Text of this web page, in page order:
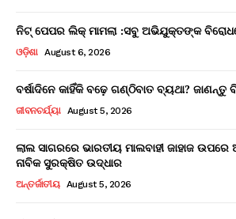
ନିଟ୍ ପେପର ଲିକ୍ ମାମଲା :ସବୁ ଅଭିଯୁକ୍ତଙ୍କ
ଓଡ଼ିଶା August 6, 2026
ବର୍ଷାଦିନେ କାହିଁକି ବଢ଼େ ଗଣ୍ଠିବାତ ବ୍ୟଥା? ଜାଣନ୍ତୁ
ଜୀବନଚର୍ଯ୍ୟା August 5, 2026
ଲାଲ ସାଗରରେ ଭାରତୀୟ ମାଲବାହୀ ଜାହାଜ
ନାବିକ ସୁରକ୍ଷିତ ଉଦ୍ଧାର
ଅନ୍ତର୍ଜାତୀୟ August 5, 2026